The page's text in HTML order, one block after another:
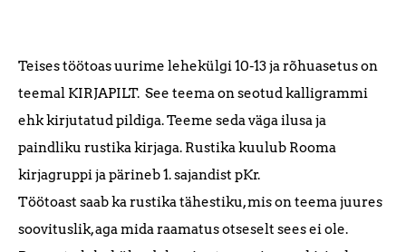
Teises töötoas uurime lehekülgi 10-13 ja rõhuasetus on
teemal KIRJAPILT. See teema on seotud kalligrammi
ehk kirjutatud pildiga. Teeme seda väga ilusa ja
paindliku rustika kirjaga. Rustika kuulub Rooma
kirjagruppi ja pärineb 1. sajandist pKr.
Töötoast saab ka rustika tähestiku, mis on teema juures
soovituslik, aga mida raamatus otseselt sees ei ole.